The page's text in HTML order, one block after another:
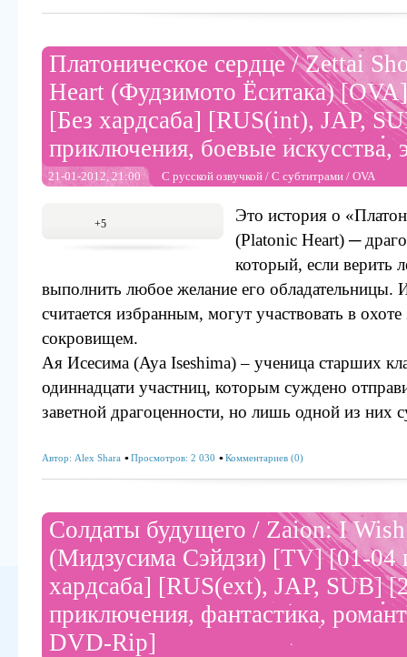
Платоническое сердце / Zettai
Heart (Фудзимото Ёситака)
[Без хардсаба] [RUS(int), JAP,
приключения, боевые
21-01-2012, 21:00 С русской озвучкой / С субтитрами / OVA
+5
Это история о
(Platonic Heart) ─
который, если верить
выполнить любое желание его обладательницы.
считается избранным, могут участвовать в
сокровищем.
Ая Исесима (Aya Iseshima) – ученица старших
одиннадцати участниц, которым суждено
заветной драгоценности, но лишь одной из них
Автор: Alex Shara Просмотров: 2 030 Комментариев (0)
Солдаты будущего / Zaion: I
(Мидзусима Сэйдзи) [TV] [01-04
хардсаба] [RUS(ext), JAP, SUB]
приключения, фантастика,
DVD-Rip]